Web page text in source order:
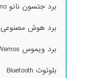
برد جتسون نانو Jetson Nano
برد هوش مصنوعی Sipeed
برد ویموس Wemos
بلوتوث Bluetooth